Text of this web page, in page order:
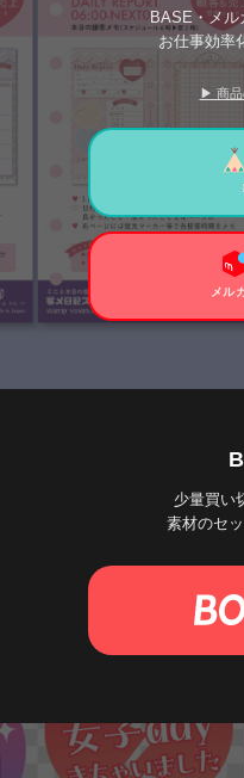
BASE・メル
お仕事効率
▶ 商品
メル
少量買い
素材のセ